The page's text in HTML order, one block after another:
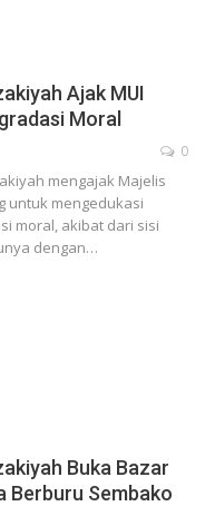
Ajak MUI
Moral
0
mengajak Majelis
untuk mengedukasi
moral, akibat dari sisi
dengan…
Buka Bazar
Berburu Sembako